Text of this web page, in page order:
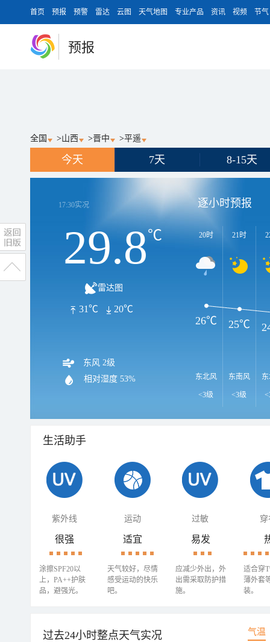
首页 预报 预警 雷达 云图 天气地图 专业产品 资讯 视频 节气
预报
全国 >山西 >晋中 >平遥
今天 7天 8-15天
17:30实况
29.8℃
雷达图
31℃ 20℃
东风 2级
相对湿度 53%
逐小时预报
20时
东北风
<3级
21时
东南风
<3级
26℃ 25℃
生活助手
紫外线 运动 过敏 穿
很强
涂擦SPF20以
上，PA++护肤
品，避强光。
适宜
天气较好，尽情
感受运动的快乐
吧。
易发
应减少外出，外
出需采取防护措
施。
适合穿
薄外套
装。
过去24小时整点天气实况 气温